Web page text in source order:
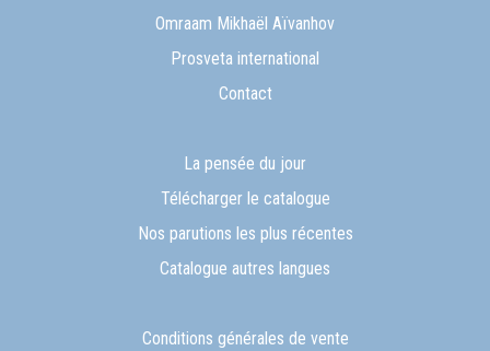
Omraam Mikhaël Aïvanhov
Prosveta international
Contact
La pensée du jour
Télécharger le catalogue
Nos parutions les plus récentes
Catalogue autres langues
Conditions générales de vente